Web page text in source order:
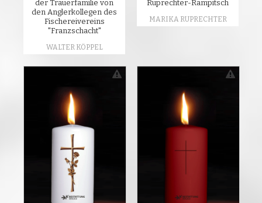
der Trauerfamilie von
den Anglerkollegen des
Fischereivereins
"Franzschacht"
WALTER KÖPPEL
Ruprechter-Rampitsch
MARIKA RUPRECHTER